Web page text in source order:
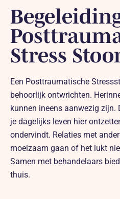
Over ons
Contact
Stress
Een Posttraumatische
behoorlijk ontwrichten.
kunnen ineens aanwezig zijn.
je dagelijks leven hier
ondervindt. Relaties met
moeizaam gaan of het lukt
Samen met behandelaars
thuis.